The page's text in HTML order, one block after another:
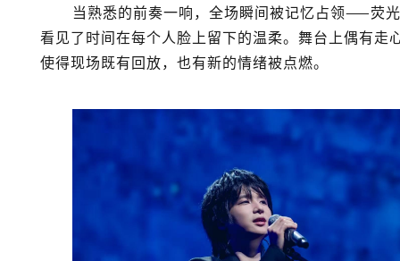
当熟悉的前奏一响，全场瞬间被记忆占领——荧
看见了时间在每个人脸上留下的温柔。舞台上偶有
使得现场既有回放，也有新的情绪被点燃。